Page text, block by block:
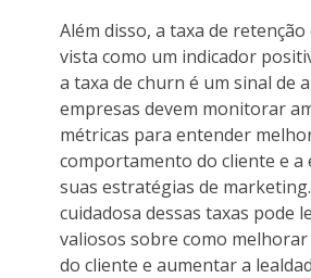
Além disso, a taxa de
vista como um indicador
a taxa de churn é um sinal de
empresas devem monitorar
métricas para entender
comportamento do cliente e a
suas estratégias de
cuidadosa dessas taxas pode
valiosos sobre como
do cliente e aumentar a